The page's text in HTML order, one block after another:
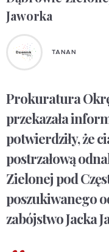
Jaworka
TANAN
Prokuratura
przekazała
potwierdziły, że
postrzałową
Zielonej pod
poszukiwanego
zabójstwo Jacka